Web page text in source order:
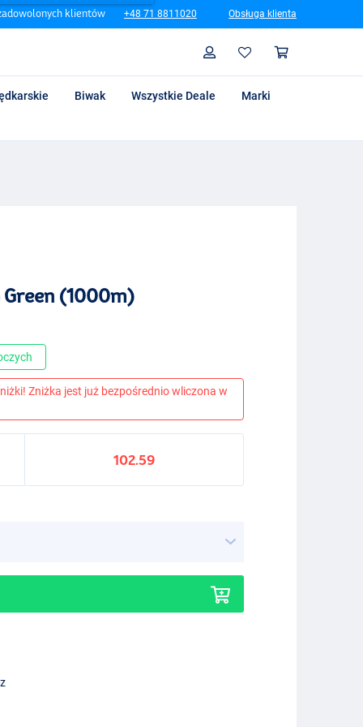
klientów +48 71 8811020 Obsługa klienta
Profil
Biwak Wszystkie Deale
Marki
Green (1000m)
Zniżka jest już bezpośrednio wliczona w
102.59